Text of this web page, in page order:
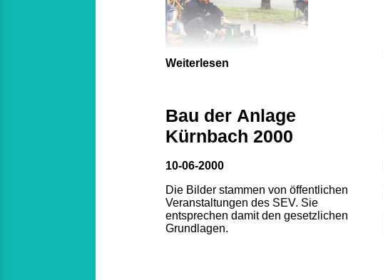
Weiterlesen
Bau der Anlage
Kürnbach 2000
10-06-2000
Die Bilder stammen von öffentlichen
Veranstaltungen des SEV. Sie
entsprechen damit den gesetzlichen
Grundlagen.